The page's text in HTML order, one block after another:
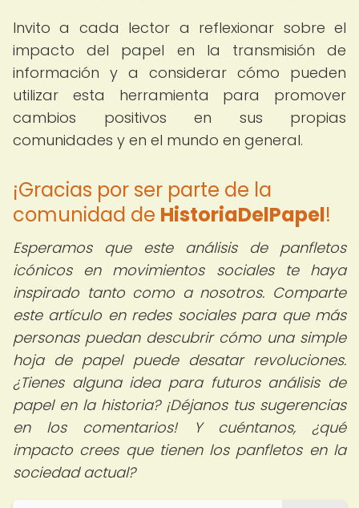
Invito a cada lector a reflexionar sobre el
impacto del papel en la transmisión de
información y a considerar cómo pueden
utilizar esta herramienta para promover
cambios positivos en sus propias
comunidades y en el mundo en general.
¡Gracias por ser parte de la
comunidad de HistoriaDelPapel!
Esperamos que este análisis de panfletos
icónicos en movimientos sociales te haya
inspirado tanto como a nosotros. Comparte
este artículo en redes sociales para que más
personas puedan descubrir cómo una simple
hoja de papel puede desatar revoluciones.
¿Tienes alguna idea para futuros análisis de
papel en la historia? ¡Déjanos tus sugerencias
en los comentarios! Y cuéntanos, ¿qué
impacto crees que tienen los panfletos en la
sociedad actual?